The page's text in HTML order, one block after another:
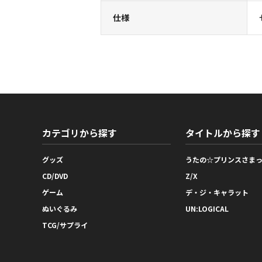
仕様
カテゴリから探す
グッズ
CD/DVD
ゲーム
ぬいぐるみ
TCG/サプライ
タイトルから探す
うたの☆プリンスさま
Z/X
デ・ジ・キャラット
UN:LOGICAL